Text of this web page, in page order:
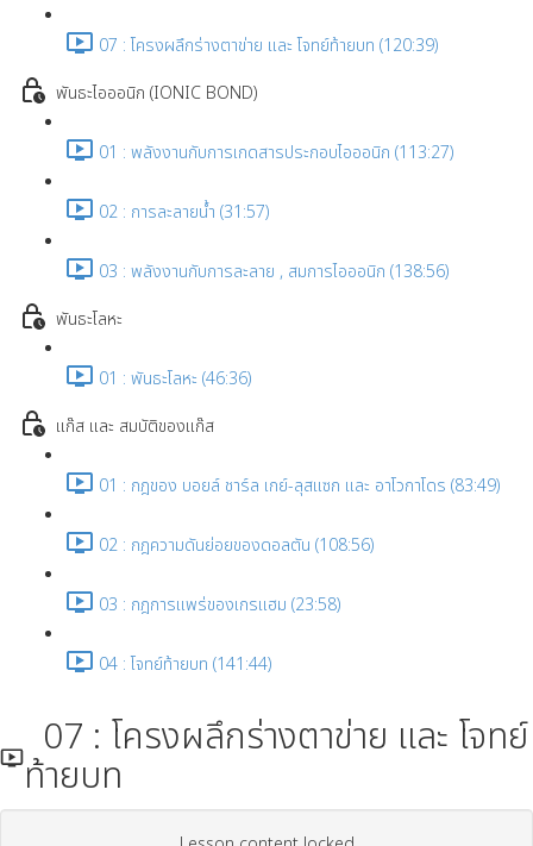
07 : โครงผลึกร่างตาข่าย และ โจทย์ท้ายบท (120:39)
พันธะไอออนิก (IONIC BOND)
01 : พลังงานกับการเกดสารประกอบไอออนิก (113:27)
02 : การละลายน้ำ (31:57)
03 : พลังงานกับการละลาย , สมการไอออนิก (138:56)
พันธะโลหะ
01 : พันธะโลหะ (46:36)
แก๊ส และ สมบัติของแก๊ส
01 : กฎของ บอยล์ ชาร์ล เกย์-ลุสแซก และ อาโวกาโดร (83:49)
02 : กฎความดันย่อยของดอลตัน (108:56)
03 : กฎการแพร่ของเกรแฮม (23:58)
04 : โจทย์ท้ายบท (141:44)
07 : โครงผลึกร่างตาข่าย และ โจทย์
ท้ายบท